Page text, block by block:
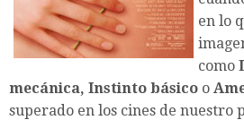
en lo
como
mecánica, Instinto básico o
superado en los cines de nuestro